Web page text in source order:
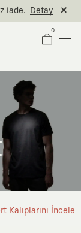
0
Kalıplarını İncele